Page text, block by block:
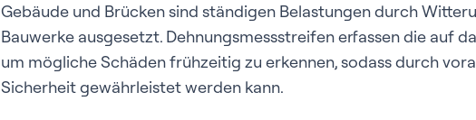
Gebäude und Brücken sind ständigen Belastungen durch
Bauwerke ausgesetzt. Dehnungsmessstreifen erfassen die auf
um mögliche Schäden frühzeitig zu erkennen, sodass durch
Sicherheit gewährleistet werden kann.